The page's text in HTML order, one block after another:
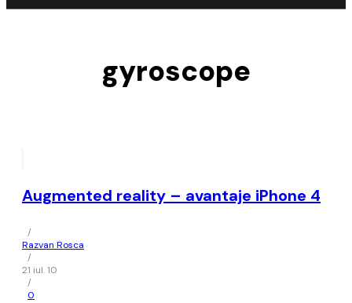
gyroscope
Augmented reality – avantaje iPhone 4
/
Razvan Rosca
/
21 iul. 10
/
0